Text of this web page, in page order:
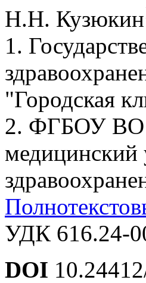
Н.Н. Кузюкин
1.
"Городская
2. ФГБОУ ВО
медицинский
УДК 616.24-
DOI